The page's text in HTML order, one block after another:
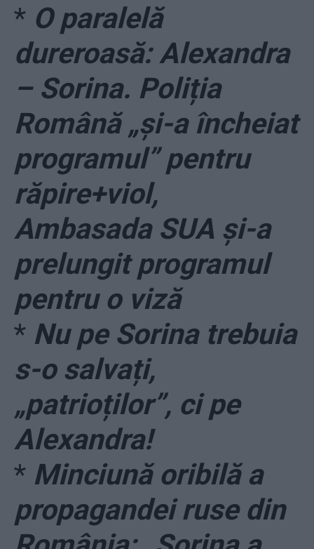
* O paralelă
dureroasă: Alexandra
– Sorina. Poliția
Română „și-a încheiat
programul” pentru
răpire+viol,
Ambasada SUA și-a
prelungit programul
pentru o viză
* Nu pe Sorina trebuia
s-o salvați,
„patrioților”, ci pe
Alexandra!
* Minciună oribilă a
propagandei ruse din